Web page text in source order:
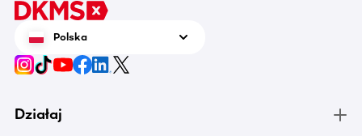
Polska
Działaj